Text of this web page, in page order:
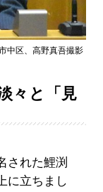
中区、高野真吾撮影
々と「見
された鯉渕
に立ちまし